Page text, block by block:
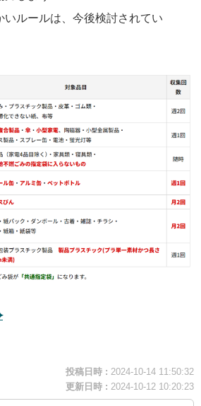
いルールは、今後検討されてい
投稿日時 : 2024-10-14 11:50:32
更新日時 : 2024-10-12 10:20:23